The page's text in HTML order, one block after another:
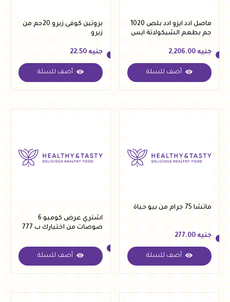
ماصل ادد ايزو ادد بلص 1020
جم بطعم الشيكولاتة ايس
كريم
جنيه
جنيه 2,206.00
أضف للسلة
بروتين كوفى زيرو 20جم من
زيرو
جنيه
جنيه 22.50
أضف للسلة
ماتشا 75 جرام من بيو حياة
جنيه
جنيه 277.00
أضف للسلة
اشتري عرض كومبو 6
صوصات من اختيارك ب 777
جنيه بدلا من 1100 جنية
أضف للسلة